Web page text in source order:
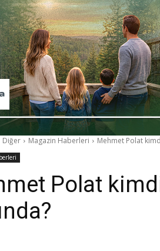
Diğer Magazin Haberleri Mehmet Polat
Polat